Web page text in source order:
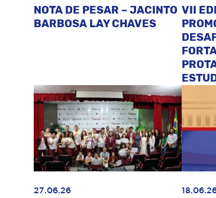
NOTA DE PESAR – JACINTO
BARBOSA LAY CHAVES
VII
27.06.26